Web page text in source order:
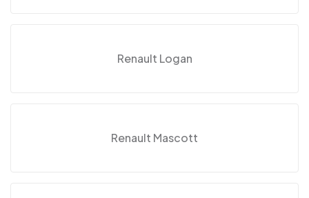
Renault Logan
Renault Mascott